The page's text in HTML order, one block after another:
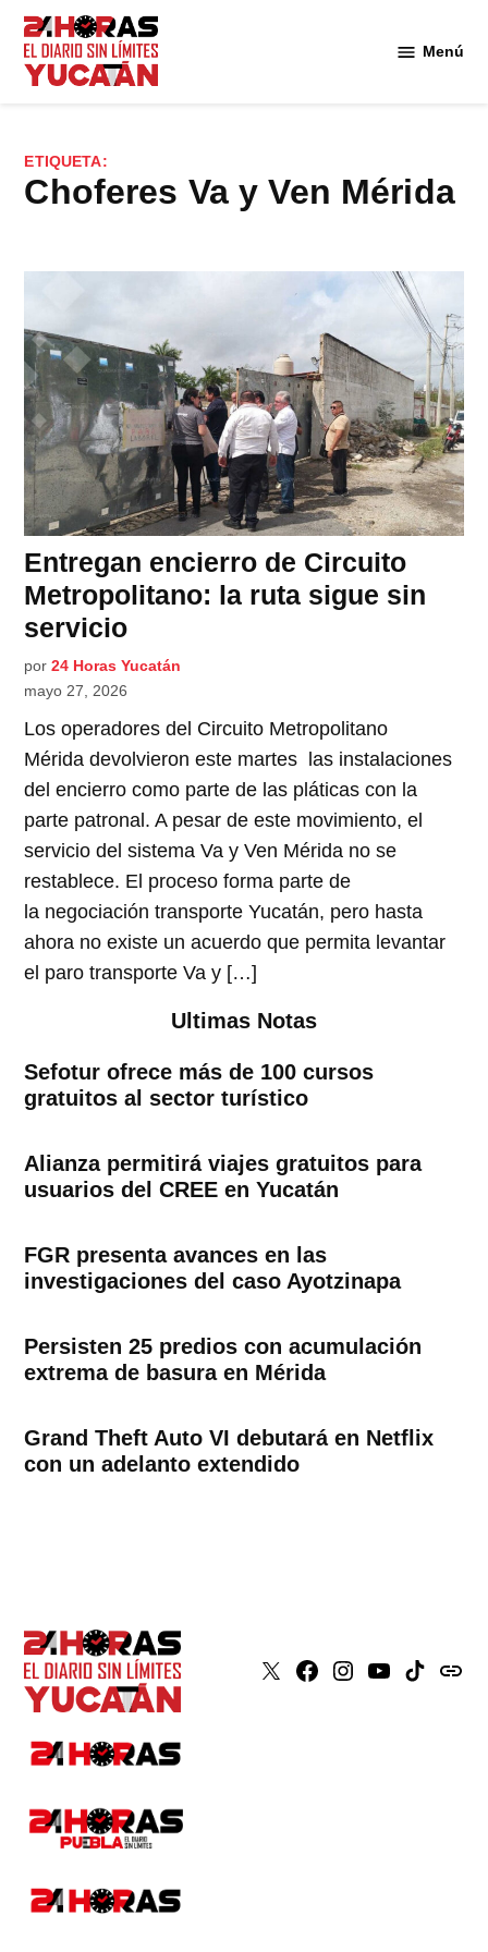
Saltar
contenido
Menú
ETIQUETA:
choferes Va y Ven Mérida
Entregan encierro de Circuito
Metropolitano: la ruta sigue sin
servicio
por 24 Horas Yucatán
mayo 27, 2026
Los operadores del Circuito Metropolitano
Mérida devolvieron este martes las instalaciones
del encierro como parte de las pláticas con la
parte patronal. A pesar de este movimiento, el
servicio del sistema Va y Ven Mérida no se
restablece. El proceso forma parte de
la negociación transporte Yucatán, pero hasta
ahora no existe un acuerdo que permita levantar
el paro transporte Va y […]
Ultimas Notas
Sefotur ofrece más de 100 cursos
gratuitos al sector turístico
Alianza permitirá viajes gratuitos para
usuarios del CREE en Yucatán
FGR presenta avances en las
investigaciones del caso Ayotzinapa
Persisten 25 predios con acumulación
extrema de basura en Mérida
Grand Theft Auto VI debutará en Netflix
con un adelanto extendido
X Faceboook
Instagram
YoutubeTiktokissuu